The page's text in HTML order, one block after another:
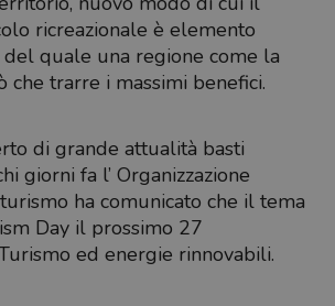
ricreazionale è elemento
quale una regione come la
che trarre i massimi benefici.
di grande attualità basti
giorni fa l’ Organizzazione
ha comunicato che il tema
Day il prossimo 27
ed energie rinnovabili.